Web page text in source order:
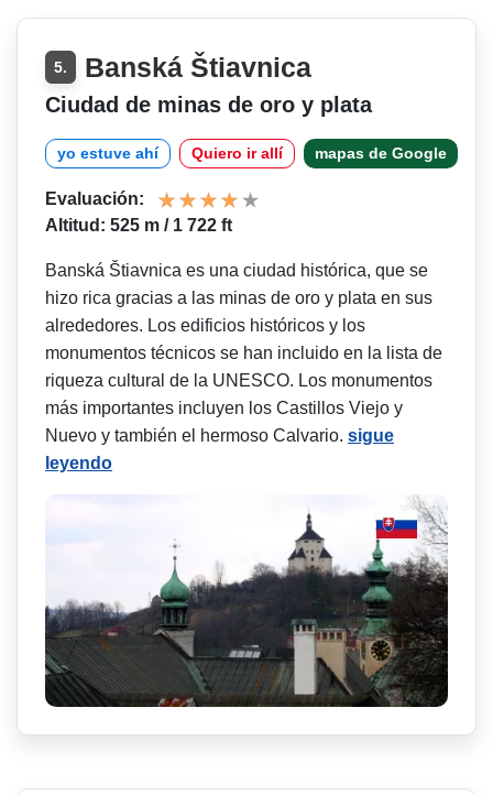
5. Banská Štiavnica
Ciudad de minas de oro y plata
yo estuve ahí Quiero ir allí mapas de Google
Evaluación:
Altitud: 525 m / 1 722 ft
Banská Štiavnica es una ciudad histórica, que se
hizo rica gracias a las minas de oro y plata en sus
alrededores. Los edificios históricos y los
monumentos técnicos se han incluido en la lista de
riqueza cultural de la UNESCO. Los monumentos
más importantes incluyen los Castillos Viejo y
Nuevo y también el hermoso Calvario. sigue
leyendo